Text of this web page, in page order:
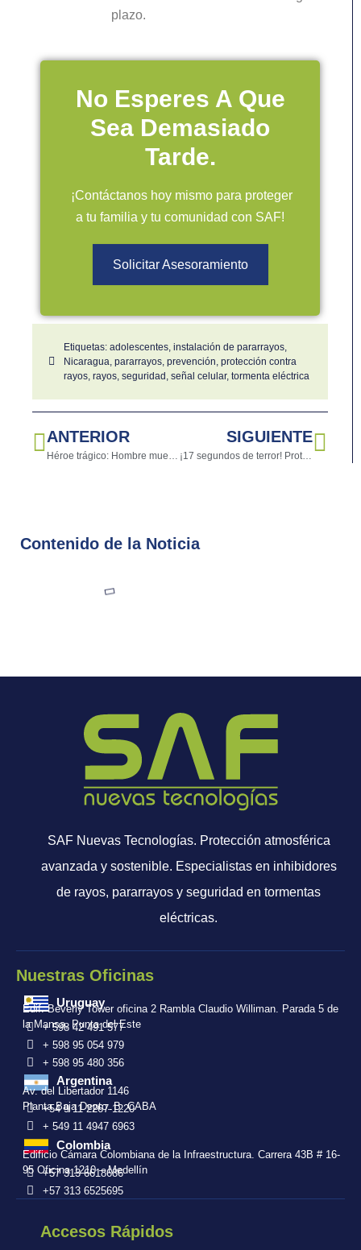
plazo.
No Esperes A Que
Sea Demasiado
Tarde.
¡Contáctanos hoy mismo para proteger
a tu familia y tu comunidad con SAF!
Solicitar Asesoramiento
Etiquetas: adolescentes, instalación de pararrayos,
Nicaragua, pararrayos, prevención, protección contra
rayos, rayos, seguridad , señal celular, tormenta eléctrica
ANTERIOR
Héroe trágico: Hombre muere al salvar a niños de un rayo en playa de EE.UU.
SIGUIENTE
¡17 segundos de terror! Protege tu hogar con los pararrayos SAF y evita sorpresas
Contenido de la Noticia
SAF Nuevas Tecnologías. Protección atmosférica
avanzada y sostenible. Especialistas en inhibidores
de rayos, pararrayos y seguridad en tormentas
eléctricas.
Nuestras Oficinas
Uruguay
Edif. Beverly Tower oficina 2 Rambla Claudio Williman. Parada 5 de
la Mansa, Punta del Este
+ 598 42 491 577
+ 598 95 054 979
+ 598 95 480 356
Argentina
Av. del Libertador 1146
Planta Baja Depto. B. CABA
+54 9 11 2267-1220
+ 549 11 4947 6963
Colombia
Edificio Cámara Colombiana de la Infraestructura. Carrera 43B # 16-
95 Oficina 1210 – Medellín
+57 313 6618686
+57 313 6525695
Accesos Rápidos